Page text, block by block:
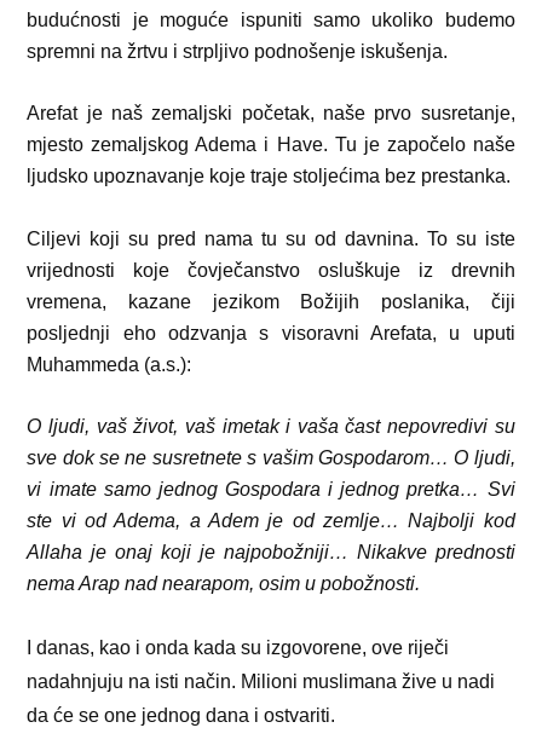
budućnosti je moguće ispuniti samo ukoliko budemo
spremni na žrtvu i strpljivo podnošenje iskušenja.
Arefat je naš zemaljski početak, naše prvo susretanje,
mjesto zemaljskog Adema i Have. Tu je započelo naše
ljudsko upoznavanje koje traje stoljećima bez prestanka.
Ciljevi koji su pred nama tu su od davnina. To su iste
vrijednosti koje čovječanstvo osluškuje iz drevnih
vremena, kazane jezikom Božijih poslanika, čiji
posljednji eho odzvanja s visoravni Arefata, u uputi
Muhammeda (a.s.):
O ljudi, vaš život, vaš imetak i vaša čast nepovredivi su
sve dok se ne susretnete s vašim Gospodarom… O ljudi,
vi imate samo jednog Gospodara i jednog pretka… Svi
ste vi od Adema, a Adem je od zemlje… Najbolji kod
Allaha je onaj koji je najpobožniji… Nikakve prednosti
nema Arap nad nearapom, osim u pobožnosti.
I danas, kao i onda kada su izgovorene, ove riječi
nadahnjuju na isti način. Milioni muslimana žive u nadi
da će se one jednog dana i ostvariti.